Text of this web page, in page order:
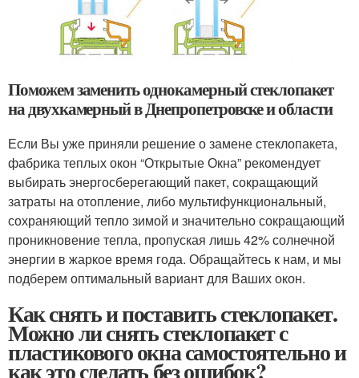
Поможем заменить однокамерный стеклопакет
на двухкамерный в Днепропетровске и области
Если Вы уже приняли решение о замене стеклопакета,
фабрика теплых окон “Открытые Окна” рекомендует
выбирать энергосберегающий пакет, сокращающий
затраты на отопление, либо мультифункциональный,
сохраняющий тепло зимой и значительно сокращающий
проникновение тепла, пропуская лишь 42% солнечной
энергии в жаркое время года. Обращайтесь к нам, и мы
подберем оптимальный вариант для Ваших окон.
Как снять и поставить стеклопакет.
Можно ли снять стеклопакет с
пластикового окна самостоятельно и
как это сделать без ошибок?